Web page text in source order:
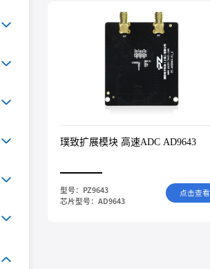
璞致扩展模块 高速ADC AD9643
型号：PZ9643
芯片型号：AD9643
点击查看